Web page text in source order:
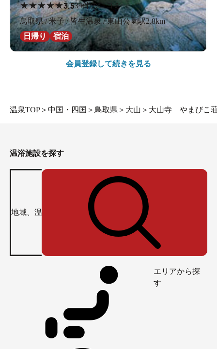
★★★★★3.534件の口コミ
鳥取県 / 米子 / 皆生温泉 / 東山公園駅2.8km
日帰り
宿泊
会員登録して続きを見る
温泉TOP ＞ 中国・四国 ＞ 鳥取県 ＞ 大山 ＞ 大山寺 やまびこ
温浴施設を探す
エリアから探
す